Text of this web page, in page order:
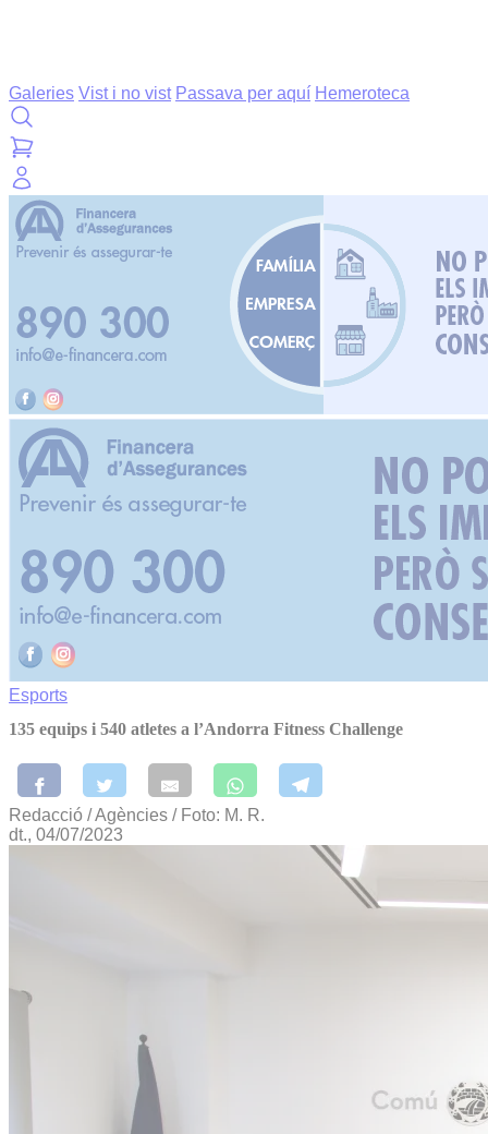
Galeries Vist i no vist Passava per aquí Hemeroteca
Esports
135 equips i 540 atletes a l’Andorra Fitness Challenge
Redacció / Agències / Foto: M. R.
dt., 04/07/2023